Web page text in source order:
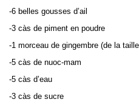
-6 belles gousses d’ail
-3 càs de piment en poudre
-1 morceau de gingembre (de la
-5 càs de nuoc-mam
-5 càs d’eau
-3 càs de sucre